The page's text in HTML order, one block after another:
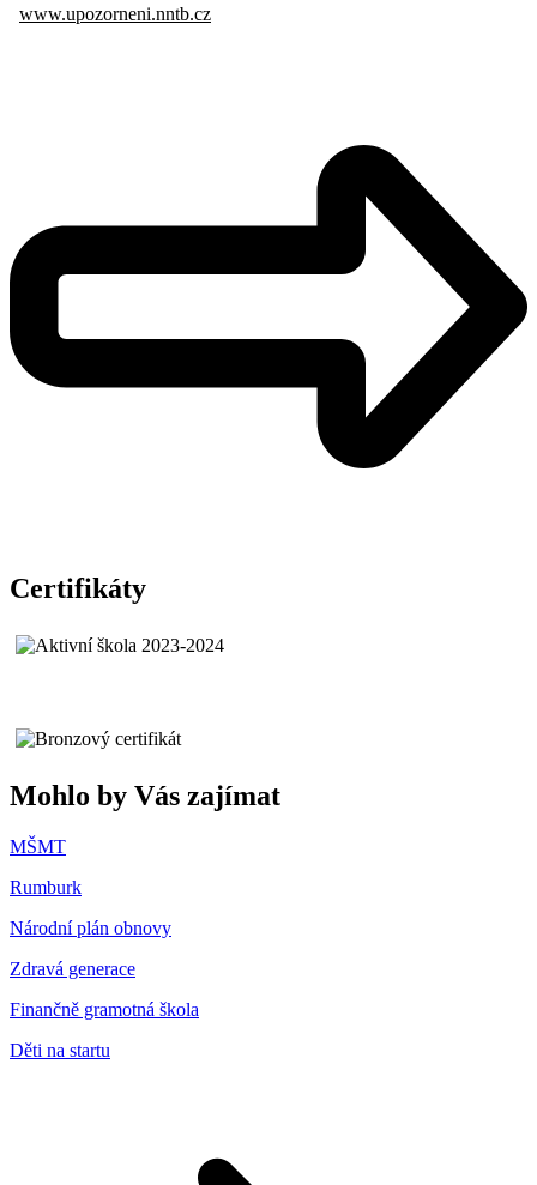
www.upozorneni.nntb.cz
Certifikáty
Mohlo by Vás zajímat
MŠMT
Rumburk
Národní plán obnovy
Zdravá generace
Finančně gramotná škola
Děti na startu